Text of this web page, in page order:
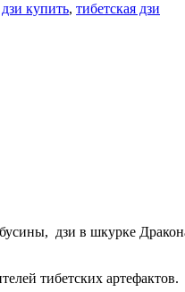
дзи купить, тибетская дзи
дзи в шкурке
тибетских артефактов.